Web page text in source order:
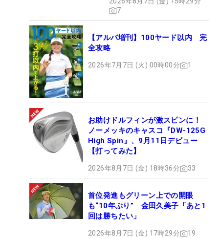
7
【アルバ増刊】100ヤード以内 完
全攻略
2026年7月7日 (火) 00時00分 1
お助けドルフィンが激スピンに！
ノーメッキのキャスコ『DW-125G
High Spin』、9月11日デビュー
【打ってみた】
2026年8月7日 (金) 18時36分 33
首位発進もグリーン上での開眼
も“10年ぶり” 金田久美子「あと1
回は勝ちたい」
2026年8月7日 (金) 17時29分 19